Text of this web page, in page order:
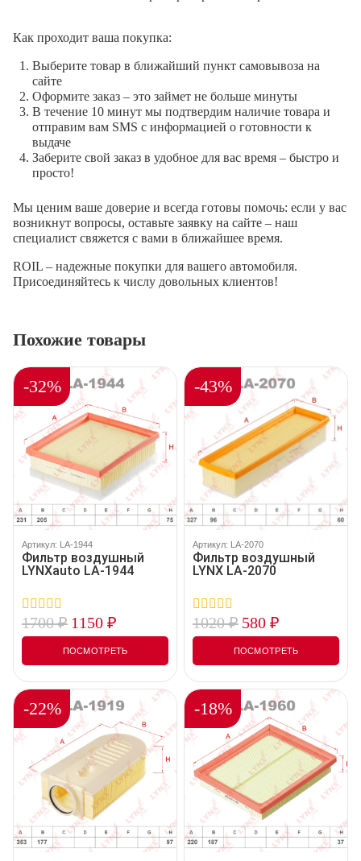
Как проходит ваша покупка:
Выберите товар в ближайший пункт самовывоза на
сайте
Оформите заказ – это займет не больше минуты
В течение 10 минут мы подтвердим наличие товара и
отправим вам SMS с информацией о готовности к
выдаче
Заберите свой заказ в удобное для вас время – быстро и
просто!
Мы ценим ваше доверие и всегда готовы помочь: если у вас
возникнут вопросы, оставьте заявку на сайте – наш
специалист свяжется с вами в ближайшее время.
ROIL – надежные покупки для вашего автомобиля.
Присоединяйтесь к числу довольных клиентов!
Похожие товары
-32%
Артикул: LA-1944
Фильтр воздушный
LYNXauto LA-1944
0
out
5
1700₽ 1150 ₽
ПОСМОТРЕТЬ
-43%
Артикул: LA-2070
Фильтр воздушный
LYNX LA-2070
0
out
5
1020₽ 580 ₽
ПОСМОТРЕТЬ
-22% -18%